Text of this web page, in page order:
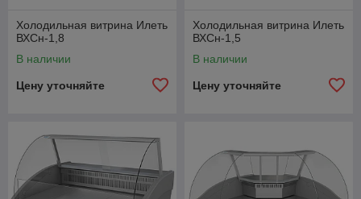
Холодильная витрина Илеть
ВХСн-1,8
В наличии
Цену уточняйте
Холодильная витрина Илеть
ВХСн-1,5
В наличии
Цену уточняйте